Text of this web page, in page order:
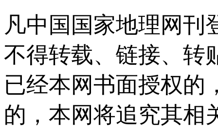
凡中国国家地理网刊
不得转载、链接、转
已经本网书面授权的
的，本网将追究其相